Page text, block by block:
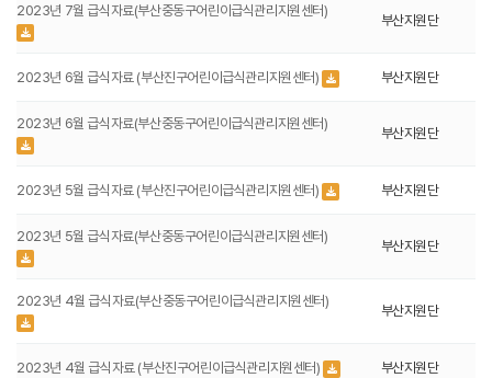
2023년 7월 급식자료(부산중동구어린이급식관리지원센터)
부산지원단
2023년 6월 급식자료 (부산진구어린이급식관리지원센터) 부산지원단
2023년 6월 급식자료(부산중동구어린이급식관리지원센터)
부산지원단
2023년 5월 급식자료 (부산진구어린이급식관리지원센터) 부산지원단
2023년 5월 급식자료(부산중동구어린이급식관리지원센터)
부산지원단
2023년 4월 급식자료(부산중동구어린이급식관리지원센터)
부산지원단
2023년 4월 급식자료 (부산진구어린이급식관리지원센터) 부산지원단